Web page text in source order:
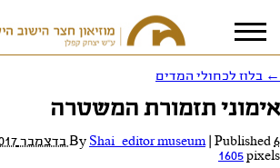
אני מאשר/ת אתתנאי הפרטיות
← בלוז לכחולי המדים
אימוני תזמורת המשטרה
By Shai_editor museum Published6 בדצמבר 2017
1605pixels